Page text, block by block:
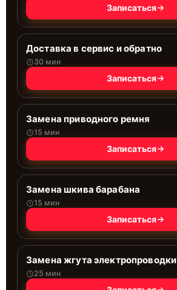
Записаться
Доставка в сервис и обратно
30 мин
Записаться
Замена приводного ремня
15 мин
Записаться
Замена шкива барабана
15 мин
Записаться
Замена жгута электропроводки
25 мин